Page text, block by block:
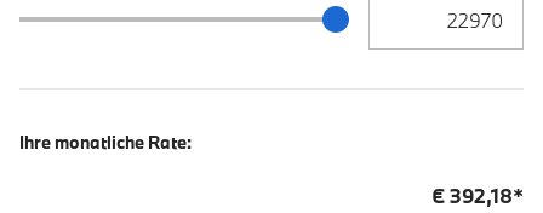
Zielrate / Restbetrag Schieberegler
Ihre monatliche Rate:
€392,18*